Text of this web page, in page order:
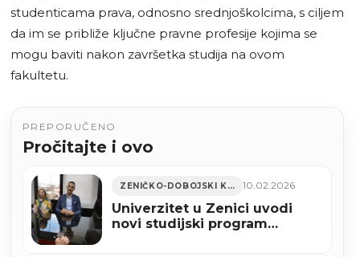
studenticama prava, odnosno srednjoškolcima, s ciljem
da im se približe ključne pravne profesije kojima se
mogu baviti nakon završetka studija na ovom
fakultetu.
PREPORUČENO
Pročitajte i ovo
ZENIČKO-DOBOJSKI KANTON 10.02.2026
Univerzitet u Zenici uvodi
novi studijski program